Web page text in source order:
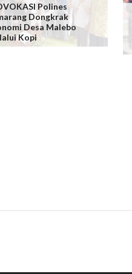
Polines
Dongkrak
Desa Malebo
Kopi